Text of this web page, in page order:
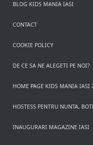
BLOG KIDS MANIA IASI
CONTACT
COOKIE POLICY
DE CE SA NE ALEGETI PE NOI?
HOME PAGE KIDS MANIA IASI
HOSTESS PENTRU NUNTA,
INAUGURARI MAGAZINE IASI